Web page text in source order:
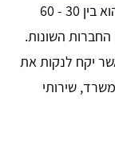
. טווח הזמנים הממוצע הוא בין 30 - 60
החברות השונות.
יקח לנקות את
שירותי